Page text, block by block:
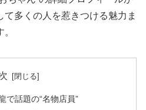
て多くの人を惹きつける魅力ま
で話題の“名物店員”